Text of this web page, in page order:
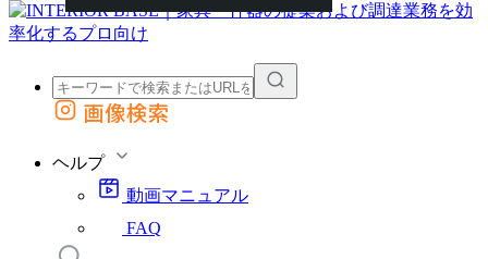
外部サイトの商品をカートに追加
画像検索
ヘルプ
動画マニュアル
FAQ